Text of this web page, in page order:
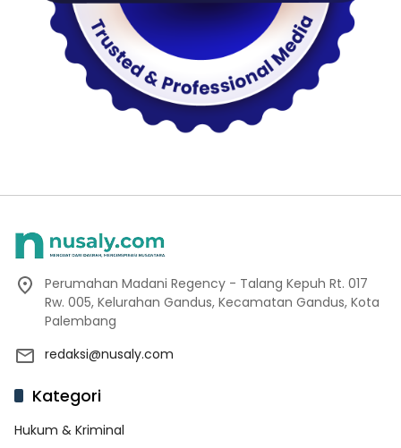
Perumahan Madani Regency - Talang Kepuh Rt. 017
Rw. 005, Kelurahan Gandus, Kecamatan Gandus, Kota
Palembang
redaksi@nusaly.com
Kategori
Hukum & Kriminal